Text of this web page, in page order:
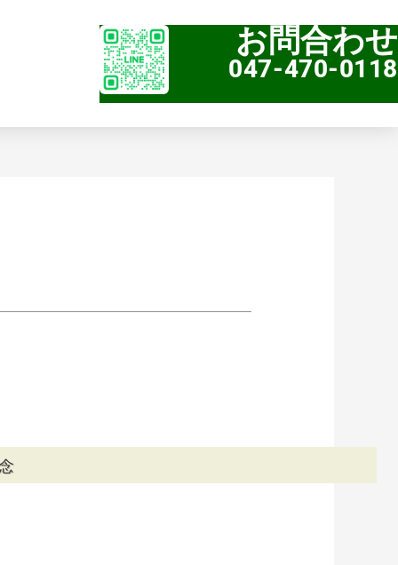
お問合わせ
047-470-0118